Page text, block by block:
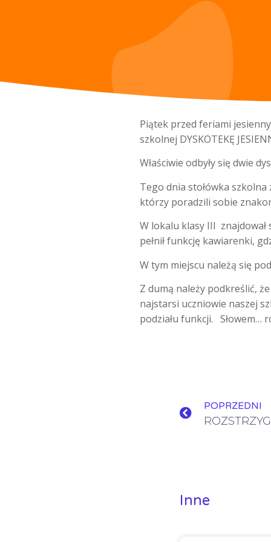
Piątek przed feriami
szkolnej DYSKOTEKĘ
Właściwie odbyły się dwie
Tego dnia stołówka
którzy poradzili sobie
W lokalu klasy III znajdował
pełnił funkcję kawiarenki,
W tym miejscu należą się
Z dumą należy podkreślić,
najstarsi uczniowie naszej
podziału funkcji.
POPRZEDNI
Inne